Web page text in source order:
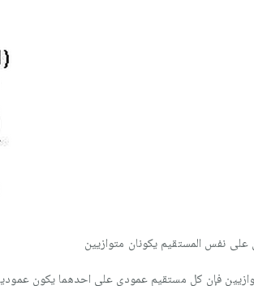
على نفس المستقيم يكونان متوازيين
فإن كل مستقيم عمودي على احدهما يكون